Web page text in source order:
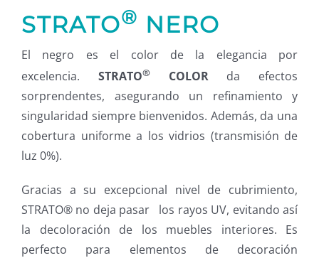
STRATO® NERO
El negro es el color de la elegancia por
excelencia. STRATO® COLORda efectos
sorprendentes, asegurando un refinamiento y
singularidad siempre bienvenidos. Además, da una
cobertura uniforme a los vidrios (transmisión de
luz 0%).
Gracias a su excepcional nivel de cubrimiento,
STRATO® no deja pasar los rayos UV, evitando así
la decoloración de los muebles interiores. Es
perfecto para elementos de decoración